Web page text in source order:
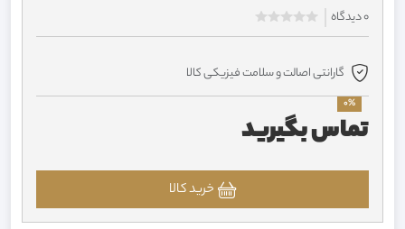
0 دیدگاه
گارانتی اصالت و سلامت فیزیکی کالا
0%
تماس بگیرید
خرید کالا